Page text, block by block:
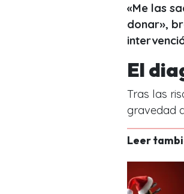
«Me las
donar»,
El
Tras las
gravedad
Leer